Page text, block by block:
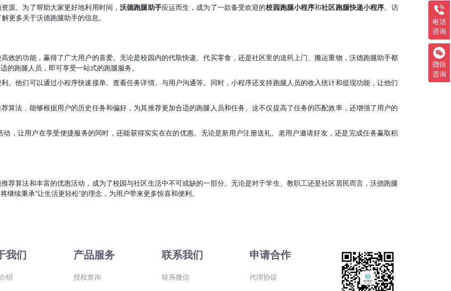
源。为了帮助大家更好地利用时间，沃德跑腿助手应运而生，成为了一款备受欢迎的校园跑腿小程序和社区跑腿快递小程序。访
更多关于沃德跑腿助手的信息。
效的功能，赢得了广大用户的喜爱。无论是校园内的代取快递、代买零食，还是社区里的送药上门、搬运重物，沃德跑腿助手都
的跑腿人员，即可享受一站式的跑腿服务。
。他们可以通过小程序快速接单、查看任务详情、与用户沟通等。同时，小程序还支持跑腿人员的收入统计和提现功能，让他们
算法，能够根据用户的历史任务和偏好，为其推荐更加合适的跑腿人员和任务。这不仅提高了任务的匹配效率，还增强了用户的
，让用户在享受便捷服务的同时，还能获得实实在在的优惠。无论是新用户注册送礼、老用户邀请好友，还是完成任务赢取积
荐算法和丰富的优惠活动，成为了校园与社区生活中不可或缺的一部分。无论是对于学生、教职工还是社区居民而言，沃德跑腿
续秉承“让生活更轻松”的理念，为用户带来更多惊喜和便利。
我们
绍
产品服务
授权查询
联系我们
联系微信
申请合作
代理协议